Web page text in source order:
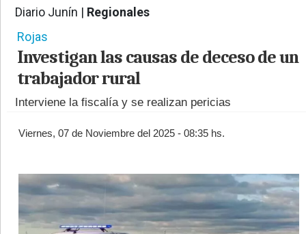
Diario Junín | Regionales
Rojas
Investigan las causas de deceso de un
trabajador rural
Interviene la fiscalía y se realizan pericias
Viernes, 07 de Noviembre del 2025 - 08:35 hs.